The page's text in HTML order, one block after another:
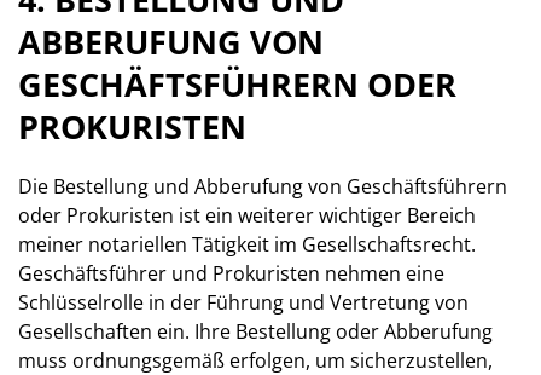
ABBERUFUNG VON
GESCHÄFTSFÜHRERN ODER
PROKURISTEN
Die Bestellung und Abberufung von Geschäftsführern
oder Prokuristen ist ein weiterer wichtiger Bereich
meiner notariellen Tätigkeit im Gesellschaftsrecht.
Geschäftsführer und Prokuristen nehmen eine
Schlüsselrolle in der Führung und Vertretung von
Gesellschaften ein. Ihre Bestellung oder Abberufung
muss ordnungsgemäß erfolgen, um sicherzustellen,